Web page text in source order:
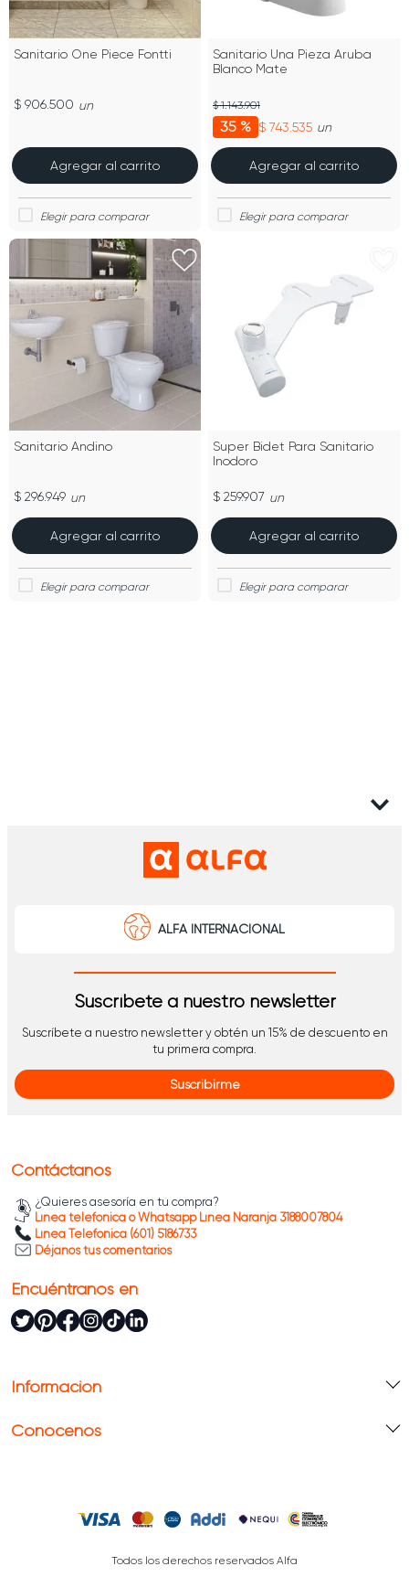
Sanitario One Piece Fontti
$ 906.500 un
Agregar al carrito
Sanitario Una Pieza Aruba
Blanco Mate
35 % $ 743.535
$ 1.143.901
un
Agregar al carrito
Sanitario Andino
$ 296.949 un
Agregar al carrito
Super Bidet Para Sanitario
Inodoro
$ 259.907 un
Agregar al carrito
ALFA INTERNACIONAL
Suscríbete a nuestro newsletter
Suscríbete a nuestro newsletter y obtén un 15% de descuento en
tu primera compra.
Suscribirme
Información
Conócenos
Contáctanos
¿Quieres asesoría en tu compra?
Línea telefónica o Whatsapp Línea Naranja 3188007804
Línea Telefónica (601) 5186733
Déjanos tus comentarios
Encuéntranos en
Todos los derechos reservados Alfa